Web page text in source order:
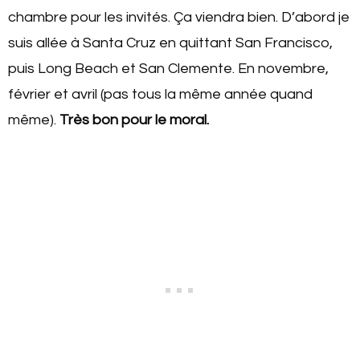
chambre pour les invités. Ça viendra bien. D’abord je
suis allée à Santa Cruz en quittant San Francisco,
puis Long Beach et San Clemente. En novembre,
février et avril (pas tous la même année quand
même). Très bon pour le moral.